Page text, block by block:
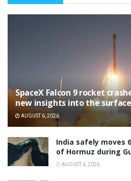
SpaceX Falcon 9 rocket
new insights into the surface
AUGUST 6, 2026
India safely moves
of Hormuz during
AUGUST 6, 2026